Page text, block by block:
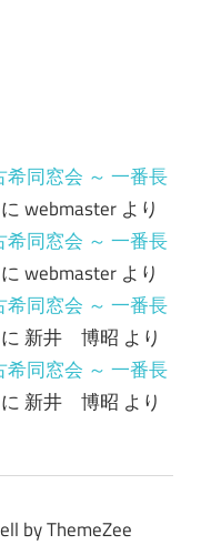
同窓会 ～ 一番長
にwebmaster より
同窓会 ～ 一番長
にwebmaster より
同窓会 ～ 一番長
に新井 博昭 より
同窓会 ～ 一番長
に新井 博昭 より
by ThemeZee